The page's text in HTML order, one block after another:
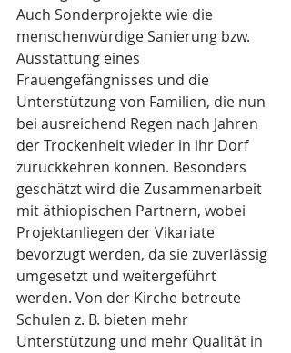
Auch Sonderprojekte wie die
menschenwürdige Sanierung bzw.
Ausstattung eines
Frauengefängnisses und die
Unterstützung von Familien, die nun
bei ausreichend Regen nach Jahren
der Trockenheit wieder in ihr Dorf
zurückkehren können. Besonders
geschätzt wird die Zusammenarbeit
mit äthiopischen Partnern, wobei
Projektanliegen der Vikariate
bevorzugt werden, da sie zuverlässig
umgesetzt und weitergeführt
werden. Von der Kirche betreute
Schulen z. B. bieten mehr
Unterstützung und mehr Qualität in